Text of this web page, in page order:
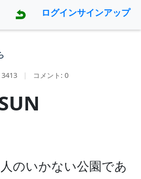
ログインサインアップ
3413 | コメント: 0
のいかない公園であ